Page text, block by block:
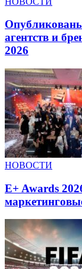
агентств и
2026
НОВОСТИ
E+ Awards